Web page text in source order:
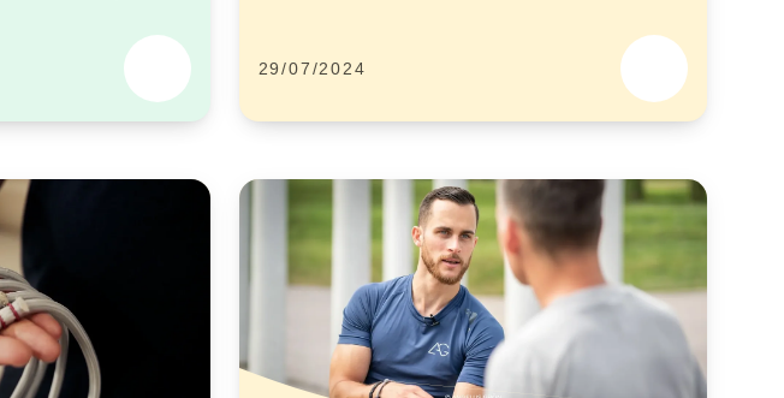
29/07/2024